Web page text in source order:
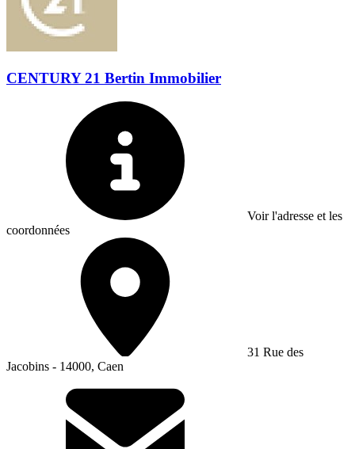
CENTURY 21 Bertin Immobilier
Voir l'adresse et les
coordonnées
31 Rue des
Jacobins - 14000, Caen